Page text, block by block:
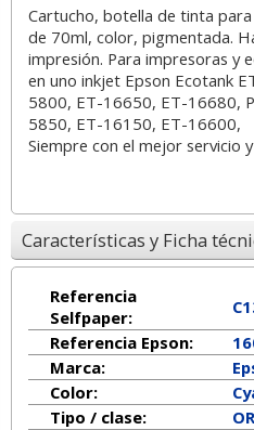
Cartucho, botella de tinta
de 70ml, color, pigmentada.
impresión. Para impresoras y
en uno inkjet Epson Ecotank
5800, ET-16650, ET-16680,
5850, ET-16150, ET-16600,
Siempre con el mejor servicio
Características y Ficha
Referencia
Selfpaper:
Referencia Epson:
Marca:
Color:
Tipo / clase: